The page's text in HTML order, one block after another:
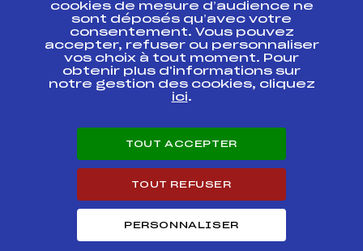
Projet de performance fédéral
Antidopage
Pôle Développement, Formation, Suivi
Scientifique
Listes ministérielles
Pôle vie de l’athlète
Enseignement professionnel
Carrières
cookies de mesure d’audience ne
sont déposés qu’avec votre
consentement. Vous pouvez
accepter, refuser ou personnaliser
vos choix à tout moment. Pour
obtenir plus d'informations sur
notre gestion des cookies, cliquez
ici.
TOUT ACCEPTER
TOUT REFUSER
PERSONNALISER